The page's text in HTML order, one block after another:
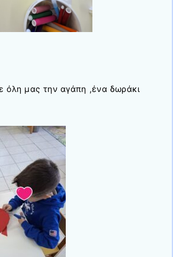
όλη μας την αγάπη ,ένα δωράκι